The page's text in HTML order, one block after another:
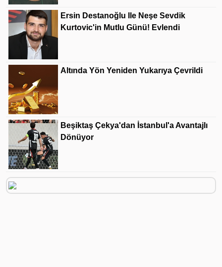
Ersin Destanoğlu Ile Neşe Sevdik
Kurtovic'in Mutlu Günü! Evlendi
Altında Yön Yeniden Yukarıya Çevrildi
Beşiktaş Çekya'dan İstanbul'a Avantajlı
Dönüyor